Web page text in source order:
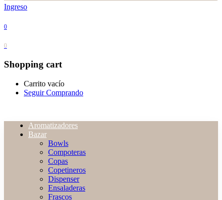
Ingreso
0
0
Shopping cart
Carrito vacío
Seguir Comprando
Aromatizadores
Bazar
Bowls
Compoteras
Copas
Copetineros
Dispenser
Ensaladeras
Frascos